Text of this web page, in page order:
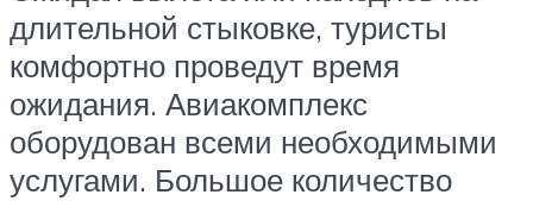
длительной стыковке, туристы
комфортно проведут время
ожидания. Авиакомплекс
оборудован всеми необходимыми
услугами. Большое количество